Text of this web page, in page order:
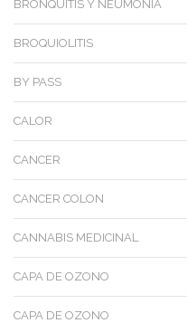
BRONQUITIS Y NEUMONÍA
BROQUIOLITIS
BY PASS
CALOR
CANCER
CANCER COLON
CANNABIS MEDICINAL
CAPA DE OZONO
CAPA DE OZONO